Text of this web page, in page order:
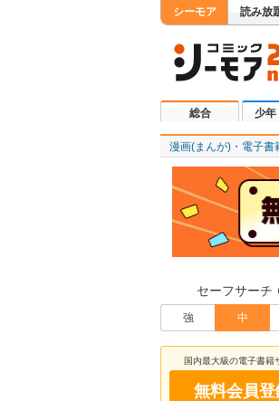
シーモア 読み放
総合 少年
漫画(まんが)・電子書
セーフサーチ
強 中
国内最大級の電子書籍
無料会員登